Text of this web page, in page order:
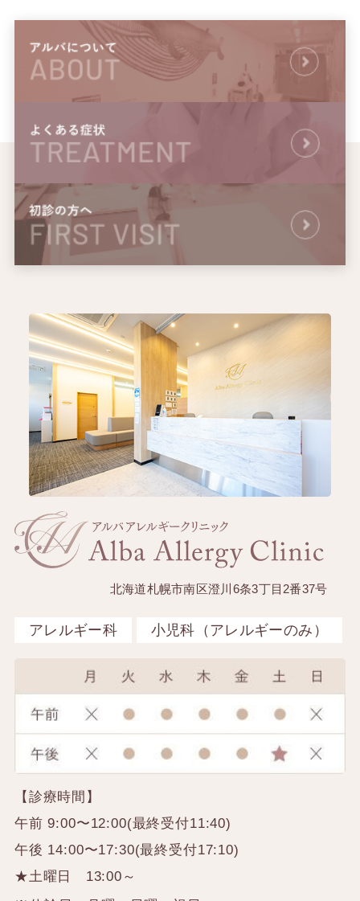
北海道札幌市南区澄川6条3丁目2番37号
アレルギー科 小児科（アレルギーのみ）
【診療時間】
午前 9:00〜12:00(最終受付11:40)
午後 14:00〜17:30(最終受付17:10)
★土曜日 13:00～